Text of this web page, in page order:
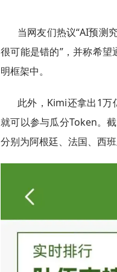
当网友们热议“AI预测
很可能是错的”，并称希
明框架中。
此外，Kimi还拿出1万
就可以参与瓜分Token。
分别为阿根廷、法国、西